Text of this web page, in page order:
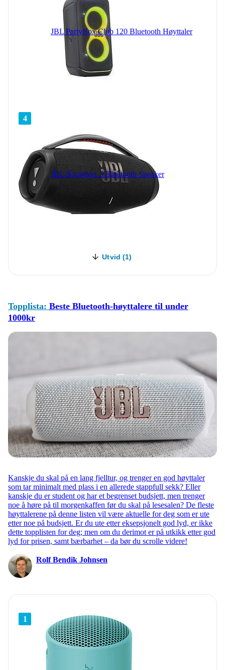
JBL PartyBox Club 120 Bluetooth Høyttaler
4
JBL Boombox 3 Bluetooth Speaker
Utvid (1)
Topplista: Beste Bluetooth-høyttalere til under
1000kr
Kanskje du skal på en lang fjelltur, og trenger en god høyttaler
som tar minimalt med plass i en allerede stappfull sekk? Eller
kanskje du er student og har et begrenset budsjett, men trenger
noe å høre på til morgenkaffen før du skal på lesesalen? De fleste
høyttalerene på denne listen vil være aktuelle for deg som er ute
etter noe på budsjett. Er du ute etter eksepsjonelt god lyd, er ikke
dette topplisten for deg; men om du derimot er på utkikk etter god
lyd for prisen, samt bærbarhet – da bør du scrolle videre!
Rolf Bendik Johnsen
1